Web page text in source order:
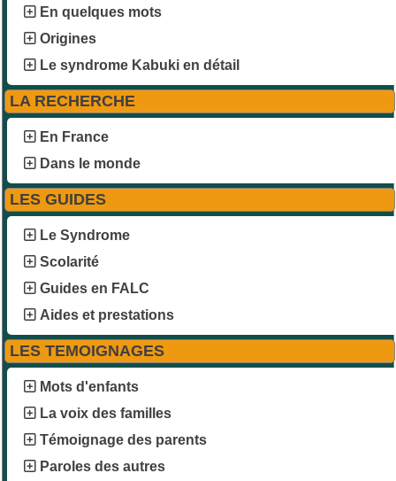
En quelques mots
Origines
Le syndrome Kabuki en détail
LA RECHERCHE
En France
Dans le monde
LES GUIDES
Le Syndrome
Scolarité
Guides en FALC
Aides et prestations
LES TEMOIGNAGES
Mots d'enfants
La voix des familles
Témoignage des parents
Paroles des autres